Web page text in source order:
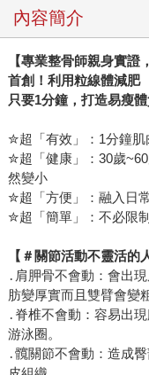
內容簡介
【專業整骨師親身實證
首創！利用粒線體減肥
只要1分鐘，打造易瘦
✮超「有效」：1分鐘肌
✮超「健康」：30歲
然變小
✮超「方便」：融入日
✮超「簡單」：不必限
【＃關節活動不靈活的
․肩胛骨不會動：會出
肪變厚實而且雙臂會變
․脊椎不會動：容易出
游泳圈。
․髖關節不會動：造成